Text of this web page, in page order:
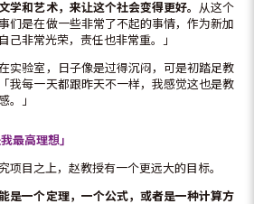
学和艺术，来让这个社会变得更好。 从这个
们是在做一些非常了不起的事情，作为新加
己非常光荣，责任也非常重。」
实验室，日子像是过得沉闷，可是初踏足教
我每一天都跟昨天不一样，我感觉这也是教
。」
最高理想」
项目之上，赵教授有一个更远大的目标。
是一个定理，一个公式，或者是一种计算方